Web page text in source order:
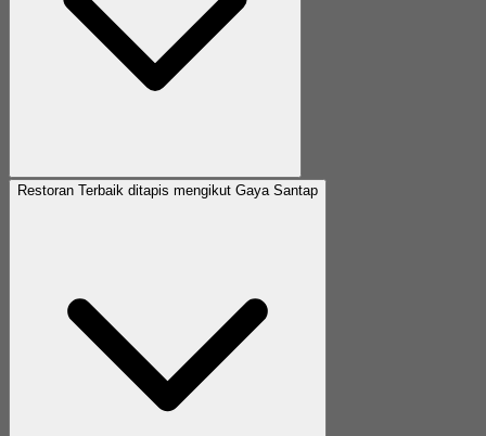
Restoran Terbaik ditapis mengikut Gaya Santap